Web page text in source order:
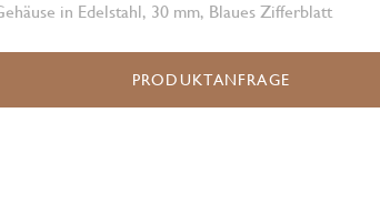
in Edelstahl, 30 mm, Blaues Zifferblatt
PRODUKTANFRAGE